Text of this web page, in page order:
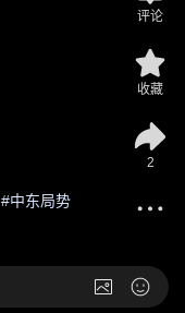
#中东局势
评论
收藏
2